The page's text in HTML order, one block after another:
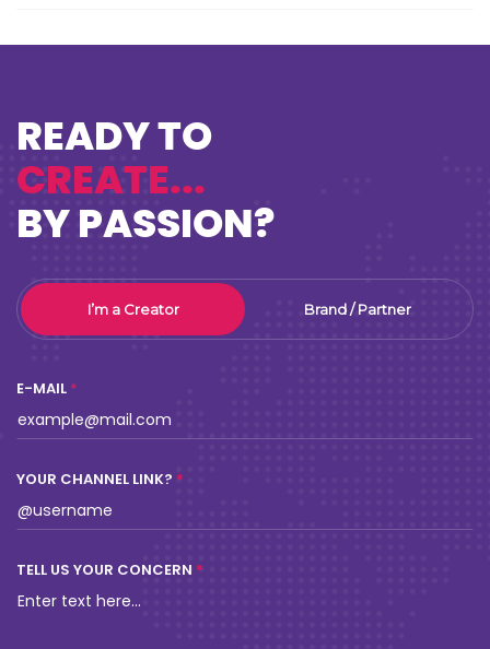
READY TO
CREATE...
BY PASSION?
I’m a Creator Brand / Partner
E-MAIL
YOUR CHANNEL LINK?
TELL US YOUR CONCERN